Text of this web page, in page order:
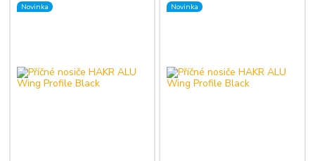
Novinka Novinka